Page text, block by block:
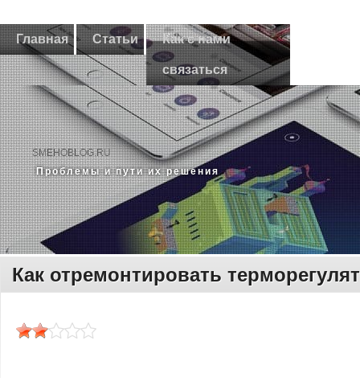
Главная Статьи Как с нами
связаться
SMEHOBLOG.RU
Прοблемы и пути их решения
Как отремонтировать